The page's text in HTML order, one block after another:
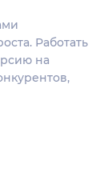
Работать
на